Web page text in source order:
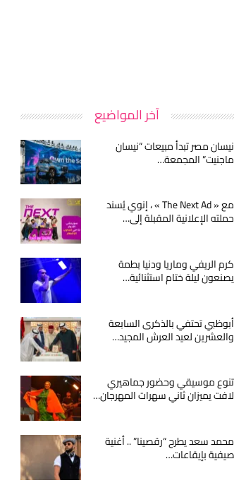
آخر المواضيع
نيسان مصر تبدأ مبيعات “نيسان
ماجنيت” المجمعة…
مع « The Next Ad » ، إنوي يُسند
حملته الإعلانية المقبلة إلى…
كرم الريفي وماريا ودنيا بطمة
يصنعون ليلة ختام استثنائية…
أبوظبي تحتفي بالذكرى السابعة
والعشرين لعيد العرش المجيد…
تنوع موسيقي وحضور جماهيري
لافت يميزان ثاني سهرات المهرجان…
محمد سعد يطرح “رقصينا” .. أغنية
صيفية بإيقاعات…